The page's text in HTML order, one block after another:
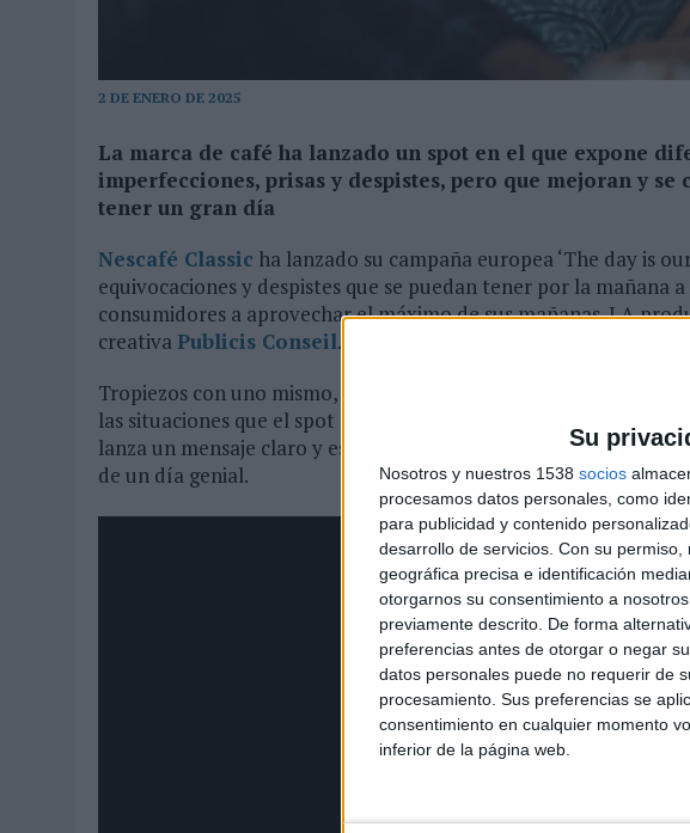
Su
Nosotros y nuestros 1538 socios
procesamos datos personales, como
para publicidad y contenido
desarrollo de servicios. Con su permiso,
geográfica precisa e identificación
otorgarnos su consentimiento a
previamente descrito. De forma
preferencias antes de otorgar o negar
datos personales puede no requerir de
procesamiento. Sus preferencias se
consentimiento en cualquier momento
inferior de la página web.
LA VIDA EN BARCELONA Y SU IMPACTO EN EL MARKETING URBANO
2 DE ENERO DE 2025
La marca de café ha lanzado un spot en el que expone
imperfecciones, prisas y despistes, pero que mejoran y
tener un gran día
Nescafé Classic ha lanzado su campaña europea ‘The day is
equivocaciones y despistes que se puedan tener por la mañana
consumidores a aprovechar el máximo de sus mañanas. LA
creativa Publicis Conseil.
Tropiezos con uno mismo, confundir la sal con el azúcar, duchas
las situaciones que el spot presenta y que todo el mundo ha
lanza un mensaje claro y es que comenzar la mañana con un
de un día genial.